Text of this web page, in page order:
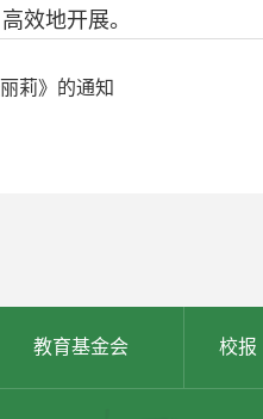
效地开展。
莉》的通知
教育基金会 校报